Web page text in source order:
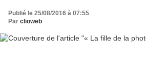
Publié le 25/08/2016 à 07:55
Par clioweb